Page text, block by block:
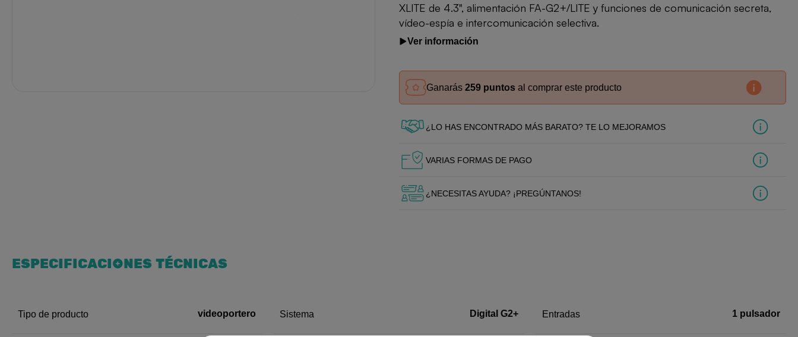
XLITE de 4.3", alimentación FA-G2+/LITE y funciones de comunicación secreta,
vídeo-espía e intercomunicación selectiva.
Ver información
Ganarás 259 puntos al comprar este producto
¿LO HAS ENCONTRADO MÁS BARATO? TE LO MEJORAMOS
VARIAS FORMAS DE PAGO
¿NECESITAS AYUDA? ¡PREGÚNTANOS!
ESPECIFICACIONES TÉCNICAS
Tipo de producto videoportero Sistema Digital G2+ Entradas 1 pulsador